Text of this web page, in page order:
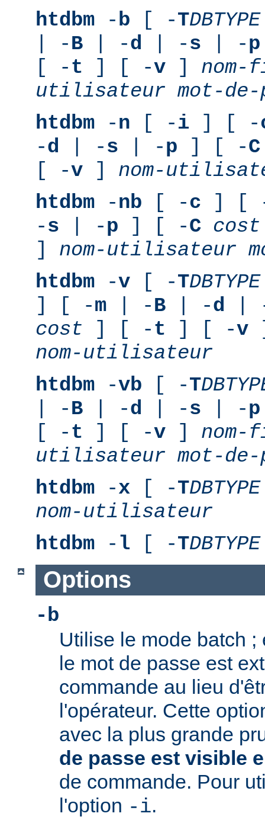
htdbm -b [ -TDBTYPE
| -B | -d | -s | -p
[ -t ] [ -v ]
utilisateur mot-de-
htdbm -n [ -i ] [ -
-d | -s | -p ] [ -C
[ -v ] nom-
htdbm -nb [ -c ] [
-s | -p ] [ -C cost
] nom-utilisateur
htdbm -v [ -TDBTYPE
] [ -m | -B | -d |
cost ] [ -t ] [ -v
nom-utilisateur
htdbm -vb [ -T
| -B | -d | -s | -p
[ -t ] [ -v ]
utilisateur mot-de-
htdbm -x [ -TDBTYPE
nom-utilisateur
htdbm - l [ -TDBTYPE
Options
-b
Utilise le mode batch ;
le mot de passe est
commande au lieu
l'opérateur. Cette
avec la plus grande
de passe est visible
de commande. Pour
l'option -i.